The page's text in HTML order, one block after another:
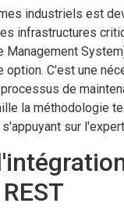
industriels est
infrastructures
Management
option. C'est une
de
la méthodologie
sur